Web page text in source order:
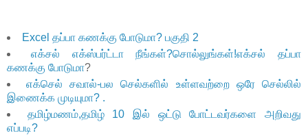
Excel தப்பா கணக்கு போடுமா? பகுதி 2
எக்சல் எக்ஸ்பர்ட்டா நீங்கள்?சொல்லுங்கள்!எக்சல் தப்பா
கணக்கு போடுமா?
எக்செல் சவால்-பல செல்களில் உள்ளவற்றை ஒரே செல்லில்
இணைக்க முடியுமா? .
தமிழ்மணம்,தமிழ் 10 இல் ஒட்டு போட்டவர்களை அறிவது
எப்படி?